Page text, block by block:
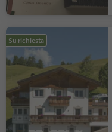
Su richiesta